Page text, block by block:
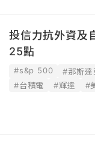
投信力抗外資
25點
#s&p 500 #那斯達
#台積電
#輝達 #